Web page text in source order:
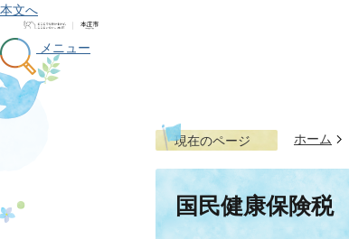
本文へ
メニュー
現在のページ ホーム
国民健康保険税